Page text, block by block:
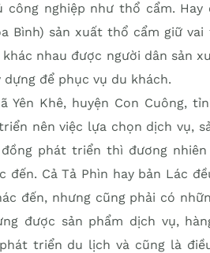
công nghiệp như thổ cẩm. Hay
Bình) sản xuất thổ cẩm giữ
nhau được người dân sản
dựng để phục vụ du khách.
Yên Khê, huyện Con Cuông,
nên việc lựa chọn dịch vụ,
phát triển thì đương
đến. Cả Tả Phìn hay bản Lác
đến, nhưng cũng phải có
được sản phẩm dịch vụ,
triển du lịch và cũng là